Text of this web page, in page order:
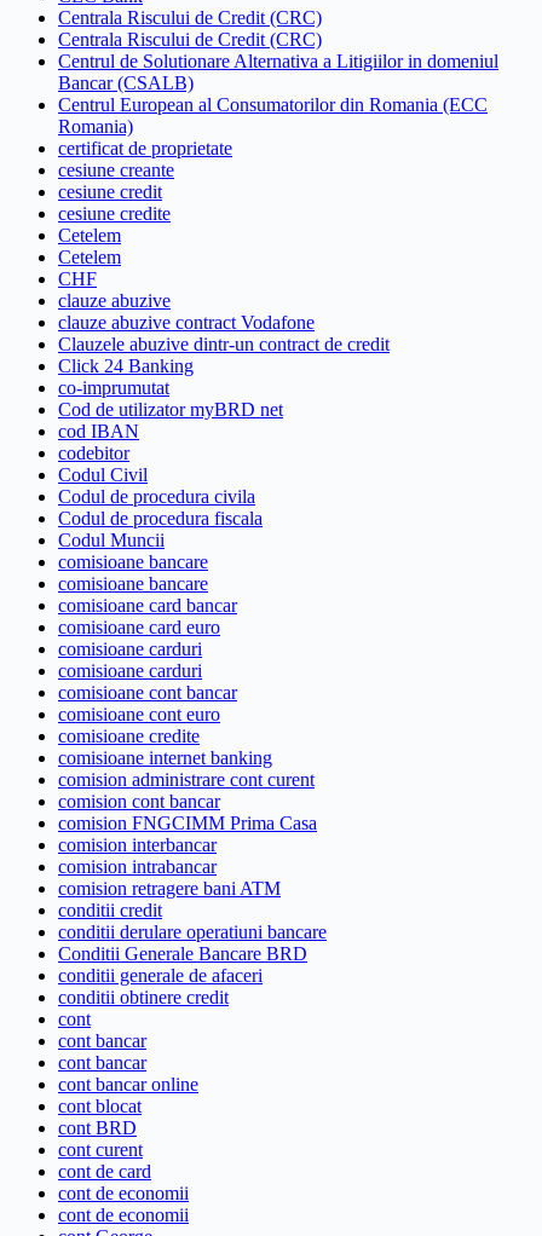
Centrala Riscului de Credit (CRC)
Centrala Riscului de Credit (CRC)
Centrul de Solutionare Alternativa a Litigiilor in domeniul
Bancar (CSALB)
Centrul European al Consumatorilor din Romania (ECC
Romania)
certificat de proprietate
cesiune creante
cesiune credit
cesiune credite
Cetelem
Cetelem
CHF
clauze abuzive
clauze abuzive contract Vodafone
Clauzele abuzive dintr-un contract de credit
Click 24 Banking
co-imprumutat
Cod de utilizator myBRD net
cod IBAN
codebitor
Codul Civil
Codul de procedura civila
Codul de procedura fiscala
Codul Muncii
comisioane bancare
comisioane bancare
comisioane card bancar
comisioane card euro
comisioane carduri
comisioane carduri
comisioane cont bancar
comisioane cont euro
comisioane credite
comisioane internet banking
comision administrare cont curent
comision cont bancar
comision FNGCIMM Prima Casa
comision interbancar
comision intrabancar
comision retragere bani ATM
conditii credit
conditii derulare operatiuni bancare
Conditii Generale Bancare BRD
conditii generale de afaceri
conditii obtinere credit
cont
cont bancar
cont bancar
cont bancar online
cont blocat
cont BRD
cont curent
cont de card
cont de economii
cont de economii